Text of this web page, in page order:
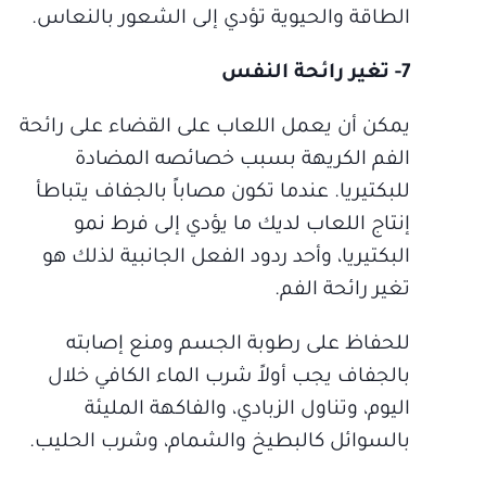
الطاقة والحيوية تؤدي إلى الشعور بالنعاس.
7- تغير رائحة النفس
يمكن أن يعمل اللعاب على القضاء على رائحة
الفم الكريهة بسبب خصائصه المضادة
للبكتيريا. عندما تكون مصاباً بالجفاف يتباطأ
إنتاج اللعاب لديك ما يؤدي إلى فرط نمو
البكتيريا، وأحد ردود الفعل الجانبية لذلك هو
تغير رائحة الفم.
للحفاظ على رطوبة الجسم ومنع إصابته
بالجفاف يجب أولاً شرب الماء الكافي خلال
اليوم، وتناول الزبادي، والفاكهة المليئة
بالسوائل كالبطيخ والشمام، وشرب الحليب.